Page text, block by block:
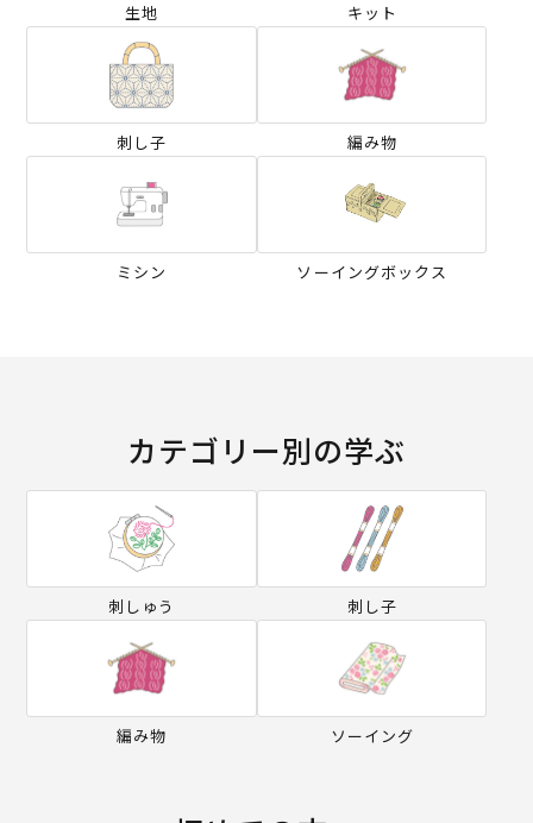
生地 キット
刺し子 編み物
ミシン ソーイングボックス
カテゴリー別の学ぶ
刺しゅう 刺し子
編み物 ソーイング